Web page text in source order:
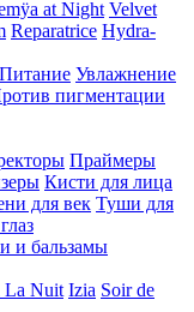
at Night Velvet
Reparatrice Hydra-
Питание Увлажнение
пигментации
Праймеры
Кисти для лица
для век Туши для
и бальзамы
La Nuit Izia Soir de